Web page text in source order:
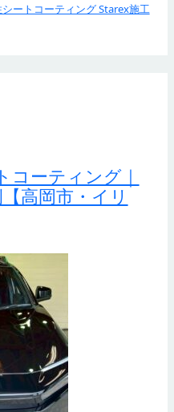
ートコーティング Starex施工
コーティング｜
高岡市・イリ